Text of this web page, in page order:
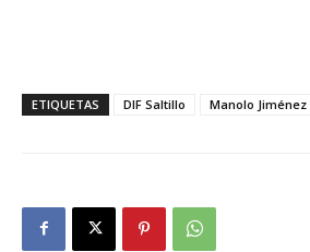
ETIQUETAS DIF Saltillo Manolo Jiménez